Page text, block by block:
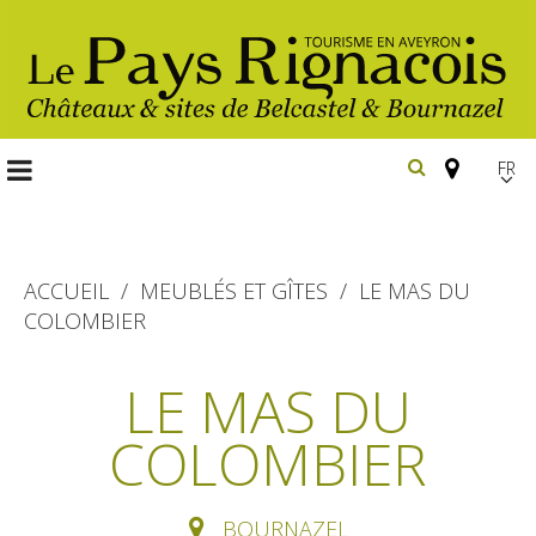
FR
incontournables
Belcastel, village et château
Bournazel, village et château
Randonnée
pédestre
En vélo, à vtt
ACCUEIL MEUBLÉS ET GÎTES
LE MAS DU
COLOMBIER
LE MAS DU
COLOMBIER
BOURNAZEL